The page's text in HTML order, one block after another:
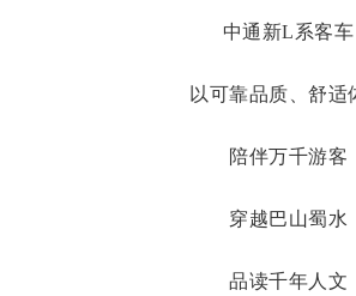
中通新L系客车
以可靠品质、舒适
陪伴万千游客
穿越巴山蜀水
品读千年人文